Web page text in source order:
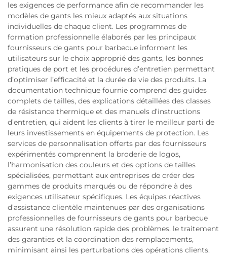
les exigences de performance afin de recommander les
modèles de gants les mieux adaptés aux situations
individuelles de chaque client. Les programmes de
formation professionnelle élaborés par les principaux
fournisseurs de gants pour barbecue informent les
utilisateurs sur le choix approprié des gants, les bonnes
pratiques de port et les procédures d’entretien permettant
d’optimiser l’efficacité et la durée de vie des produits. La
documentation technique fournie comprend des guides
complets de tailles, des explications détaillées des classes
de résistance thermique et des manuels d’instructions
d’entretien, qui aident les clients à tirer le meilleur parti de
leurs investissements en équipements de protection. Les
services de personnalisation offerts par des fournisseurs
expérimentés comprennent la broderie de logos,
l’harmonisation des couleurs et des options de tailles
spécialisées, permettant aux entreprises de créer des
gammes de produits marqués ou de répondre à des
exigences utilisateur spécifiques. Les équipes réactives
d’assistance clientèle maintenues par des organisations
professionnelles de fournisseurs de gants pour barbecue
assurent une résolution rapide des problèmes, le traitement
des garanties et la coordination des remplacements,
minimisant ainsi les perturbations des opérations clients.